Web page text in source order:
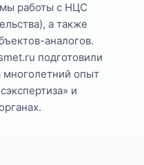
работы с НЦС
а также
аналогов.
подготовили
многолетний опыт
и